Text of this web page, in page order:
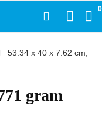
0
‎53.34 x 40 x 7.62 cm;
gram